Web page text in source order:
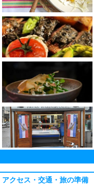
アクセス・交通・旅の準備